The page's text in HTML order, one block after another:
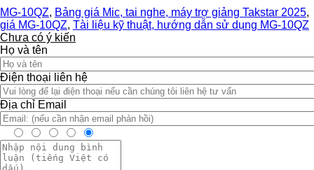
MG-10QZ, Bảng giá Mic, tai nghe, máy trợ giảng Takstar 2025,
giá MG-10QZ, Tài liệu kỹ thuật, hướng dẫn sử dụng MG-10QZ
Chưa có ý kiến
Họ và tên
Điện thoại liên hệ
Địa chỉ Email